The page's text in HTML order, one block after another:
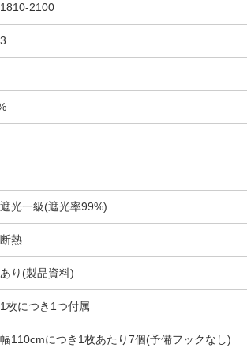
1810-2100
3
遮光一級(遮光率99%)
断熱
あり(製品資料)
1枚につき1つ付属
幅110cmにつき1枚あたり7個(予備フックなし)